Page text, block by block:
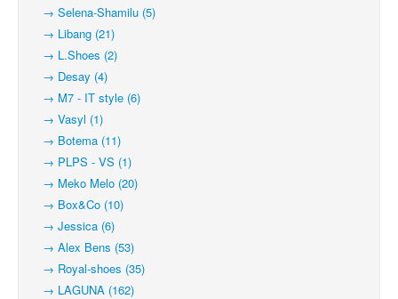
→ Selena-Shamilu (5)
→ Libang (21)
→ L.Shoes (2)
→ Desay (4)
→ M7 - IT style (6)
→ Vasyl (1)
→ Botema (11)
→ PLPS - VS (1)
→ Meko Melo (20)
→ Box&Co (10)
→ Jessica (6)
→ Alex Bens (53)
→ Royal-shoes (35)
→ LAGUNA (162)